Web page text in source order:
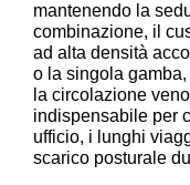
mantenendo la
combinazione, il
ad alta densità
o la singola
la circolazione
indispensabile per
ufficio, i lunghi
scarico posturale